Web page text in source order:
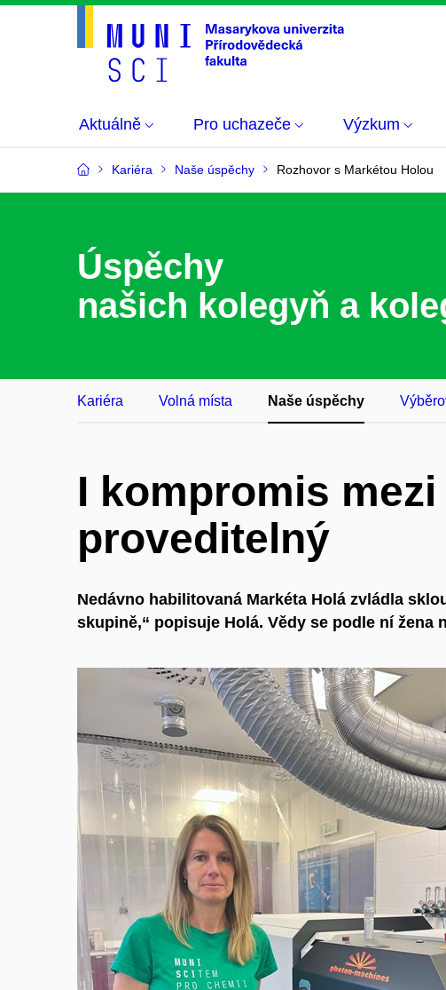
Aktuálně Pro uchazeče Výzkum
Kariéra Naše úspěchy Rozhovor s Markétou Holou
Úspěchy
našich kolegyň a
Kariéra Volná místa Naše úspěchy
I kompromis
proveditelný
Nedávno habilitovaná Markéta Holá zvládla
skupině,“ popisuje Holá. Vědy se podle ní žena